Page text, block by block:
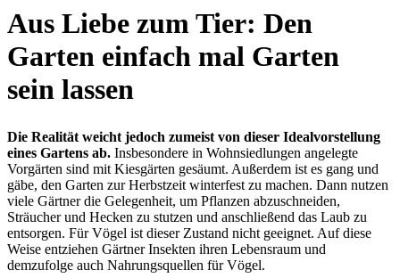
Aus Liebe zum Tier: Den
Garten einfach mal Garten
sein lassen
Die Realität weicht jedoch zumeist von dieser Idealvorstellung
eines Gartens ab. Insbesondere in Wohnsiedlungen angelegte
Vorgärten sind mit Kiesgärten gesäumt. Außerdem ist es gang und
gäbe, den Garten zur Herbstzeit winterfest zu machen. Dann nutzen
viele Gärtner die Gelegenheit, um Pflanzen abzuschneiden,
Sträucher und Hecken zu stutzen und anschließend das Laub zu
entsorgen. Für Vögel ist dieser Zustand nicht geeignet. Auf diese
Weise entziehen Gärtner Insekten ihren Lebensraum und
demzufolge auch Nahrungsquellen für Vögel.